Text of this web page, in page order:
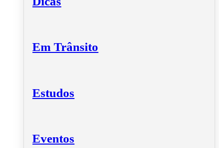
Em Trânsito
Estudos
Eventos